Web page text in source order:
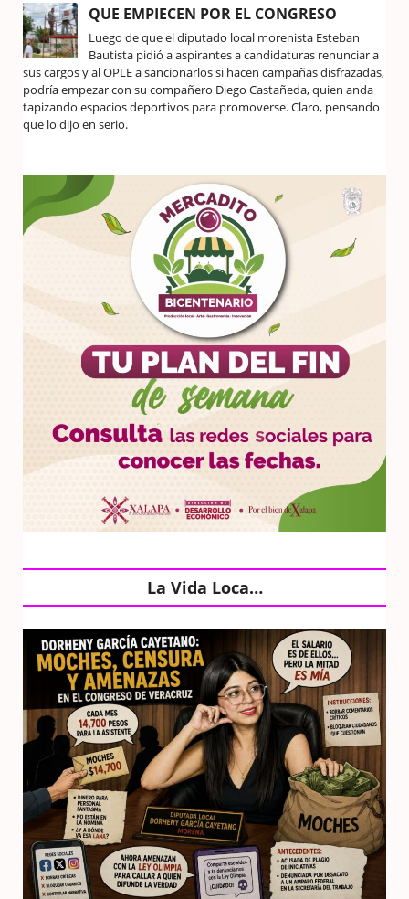
QUE EMPIECEN POR EL CONGRESO
Luego de que el diputado local morenista Esteban
Bautista pidió a aspirantes a candidaturas renunciar a
sus cargos y al OPLE a sancionarlos si hacen campañas disfrazadas,
podría empezar con su compañero Diego Castañeda, quien anda
tapizando espacios deportivos para promoverse. Claro, pensando
que lo dijo en serio.
La Vida Loca…